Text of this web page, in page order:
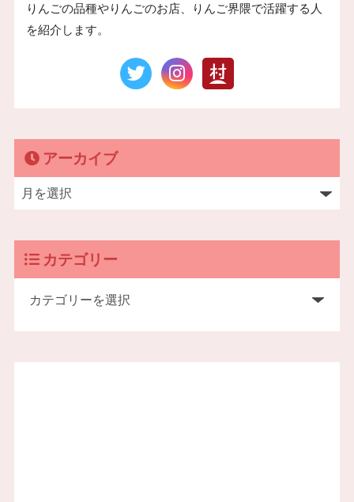
りんごの品種やりんごのお店、りんご界隈で活躍する人
を紹介します。
アーカイブ
カテゴリー